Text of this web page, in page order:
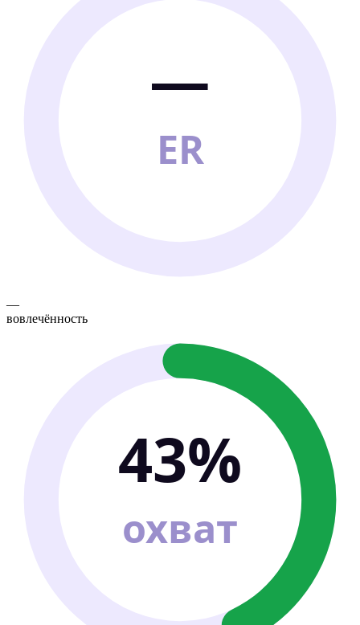
—
ER
—
вовлечённость
43%
охват